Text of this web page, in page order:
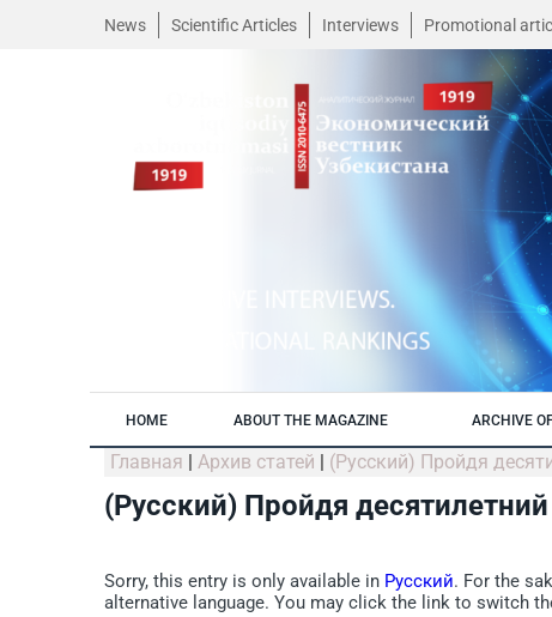
News Scientific Articles Interviews Promotional
HOME ABOUT THE MAGAZINE ARCHIVE
Главная | Архив статей | (Русский) Пройдя
(Русский) Пройдя
Sorry, this entry is only available in Русский. For the
alternative language. You may click the link to switch